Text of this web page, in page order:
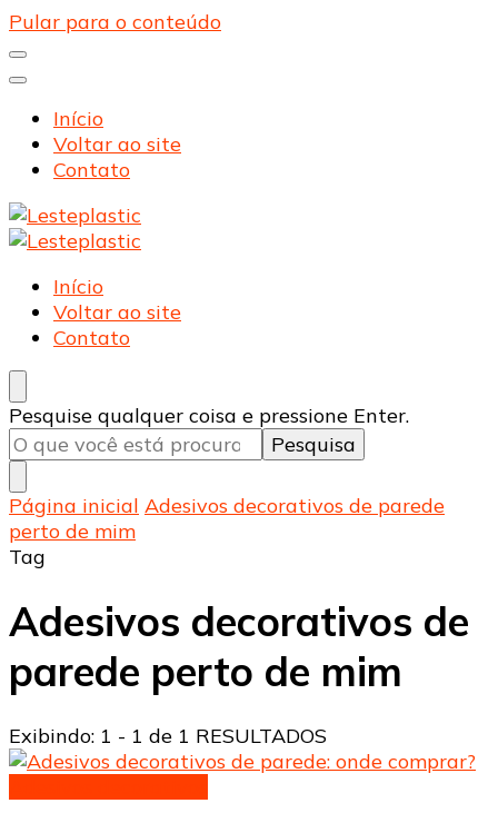
Pular para o conteúdo
Início
Voltar ao site
Contato
Lesteplastic
Blog – Lesteplastic
Lesteplastic
Blog – Lesteplastic
Início
Voltar ao site
Contato
Procurando
algo?
Pesquise qualquer coisa e pressione Enter.
Página inicial Adesivos decorativos de parede
perto de mim
Tag
Adesivos decorativos de
parede perto de mim
Exibindo: 1 - 1 de 1 RESULTADOS